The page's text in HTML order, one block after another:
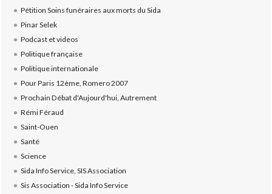
Pétition Soins funéraires aux morts du Sida
Pinar Selek
Podcast et videos
Politique française
Politique internationale
Pour Paris 12ème, Romero 2007
Prochain Débat d'Aujourd'hui, Autrement
Rémi Féraud
Saint-Ouen
Santé
Science
Sida Info Service, SIS Association
Sis Association - Sida Info Service